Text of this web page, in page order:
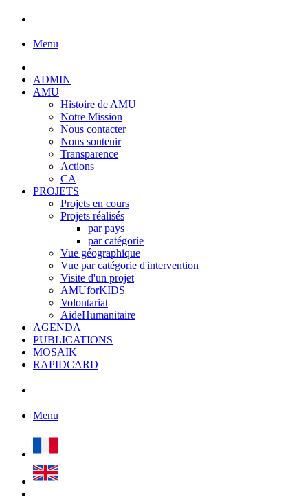
Menu
ADMIN
AMU
Histoire de AMU
Notre Mission
Nous contacter
Nous soutenir
Transparence
Actions
CA
PROJETS
Projets en cours
Projets réalisés
par pays
par catégorie
Vue géographique
Vue par catégorie d'intervention
Visite d'un projet
AMUforKIDS
Volontariat
AideHumanitaire
AGENDA
PUBLICATIONS
MOSAIK
RAPIDCARD
Menu